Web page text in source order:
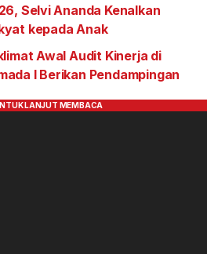
Selvi Ananda Kenalkan
kepada Anak
Awal Audit Kinerja di
I Berikan Pendampingan